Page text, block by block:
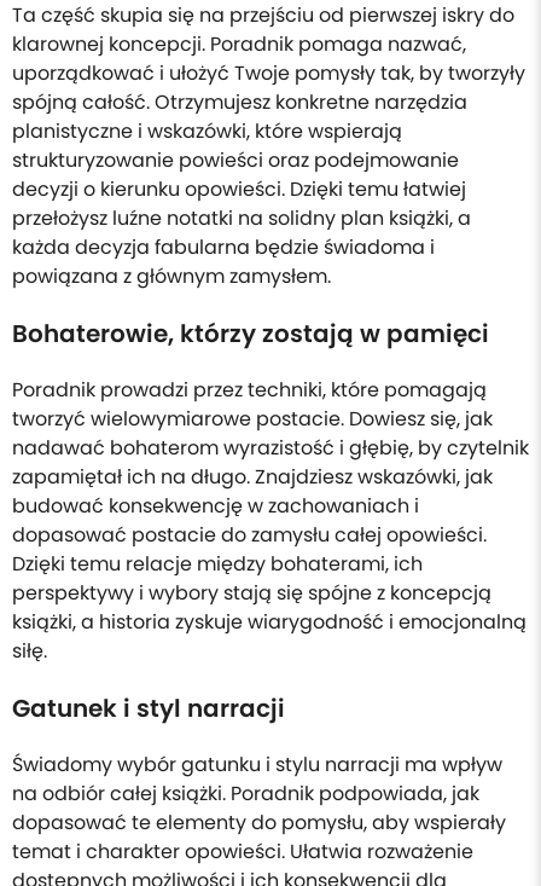
Ta część skupia się na przejściu od pierwszej iskry do
klarownej koncepcji. Poradnik pomaga nazwać,
uporządkować i ułożyć Twoje pomysły tak, by tworzyły
spójną całość. Otrzymujesz konkretne narzędzia
planistyczne i wskazówki, które wspierają
strukturyzowanie powieści oraz podejmowanie
decyzji o kierunku opowieści. Dzięki temu łatwiej
przełożysz luźne notatki na solidny plan książki, a
każda decyzja fabularna będzie świadoma i
powiązana z głównym zamysłem.
Bohaterowie, którzy zostają w pamięci
Poradnik prowadzi przez techniki, które pomagają
tworzyć wielowymiarowe postacie. Dowiesz się, jak
nadawać bohaterom wyrazistość i głębię, by czytelnik
zapamiętał ich na długo. Znajdziesz wskazówki, jak
budować konsekwencję w zachowaniach i
dopasować postacie do zamysłu całej opowieści.
Dzięki temu relacje między bohaterami, ich
perspektywy i wybory stają się spójne z koncepcją
książki, a historia zyskuje wiarygodność i emocjonalną
siłę.
Gatunek i styl narracji
Świadomy wybór gatunku i stylu narracji ma wpływ
na odbiór całej książki. Poradnik podpowiada, jak
dopasować te elementy do pomysłu, aby wspierały
temat i charakter opowieści. Ułatwia rozważenie